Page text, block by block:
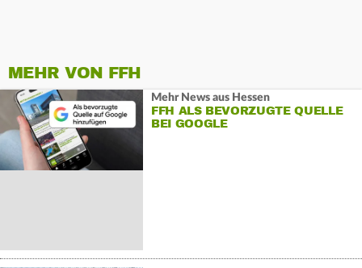
MEHR VON FFH
Mehr News aus Hessen
FFH ALS BEVORZUGTE QUELLE
BEI GOOGLE